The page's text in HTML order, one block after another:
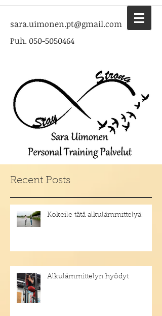
sara.uimonen.pt@gmail.com
Puh. 050-5050464
Recent Posts
Kokeile tätä alkulämmittelyä!
Alkulämmittelyn hyödyt